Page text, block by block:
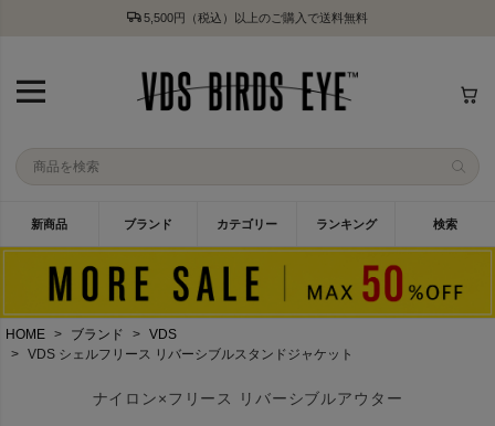
5,500円（税込）以上のご購入で送料無料
新商品 ブランド カテゴリー ランキング 検索
HOME ブランド
VDS
VDS シェルフリース リバーシブルスタンドジャケット
ナイロン×フリース リバーシブルアウター